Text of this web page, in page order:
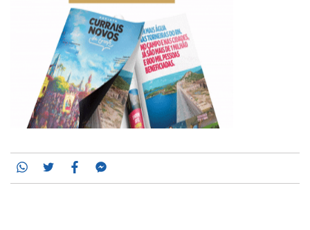
Whatsapp
TwitterFacebook